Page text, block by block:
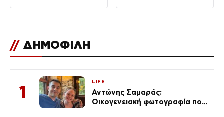
// ΔΗΜΟΦΙΛΗ
1
LIFE
Αντώνης Σαμαράς:
Οικογενειακή φωτογραφία που